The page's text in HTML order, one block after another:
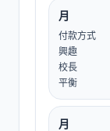
月
付款方式
興趣
校長
平衡
月